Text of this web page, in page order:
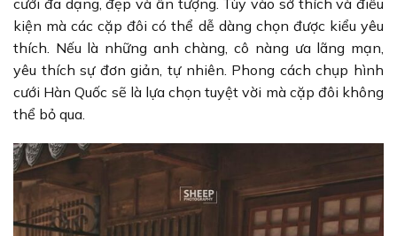
kiện mà các cặp đôi có thể dễ dàng chọn được kiểu yêu
thích. Nếu là những anh chàng, cô nàng ưa lãng mạn,
yêu thích sự đơn giản, tự nhiên. Phong cách chụp hình
cưới Hàn Quốc sẽ là lựa chọn tuyệt vời mà cặp đôi không
thể bỏ qua.